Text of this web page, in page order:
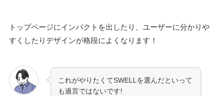
トップページにインパクトを出したり、ユーザーに分かりや
すくしたりデザインが格段によくなります！
これがやりたくてSWELLを選んだといって
も過言ではないです!